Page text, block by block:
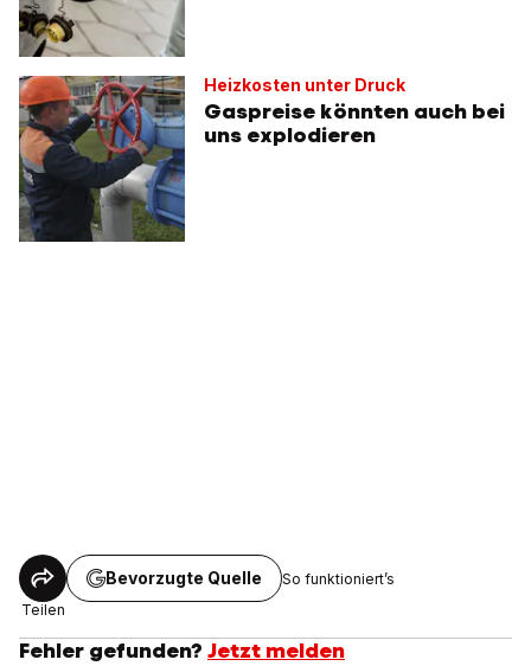
Heizkosten unter Druck
Gaspreise könnten auch bei
uns explodieren
Teilen
Bevorzugte Quelle So funktioniert’s
Fehler gefunden? Jetzt melden